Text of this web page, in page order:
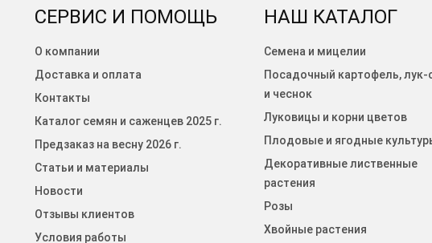
СЕРВИС И ПОМОЩЬ
О компании
Доставка и оплата
Контакты
Каталог семян и саженцев 2025 г.
Предзаказ на весну 2026 г.
Статьи и материалы
Новости
Отзывы клиентов
Условия работы
НАШ КАТАЛОГ
Семена и мицелии
Посадочный картофель, лук-
и чеснок
Луковицы и корни цветов
Плодовые и ягодные
Декоративные лиственные
растения
Розы
Хвойные растения